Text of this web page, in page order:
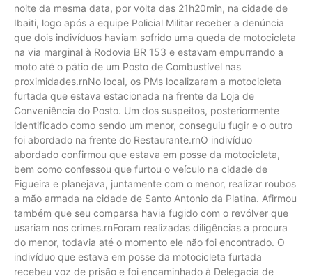
noite da mesma data, por volta das 21h20min, na cidade de
Ibaiti, logo após a equipe Policial Militar receber a denúncia
que dois indivíduos haviam sofrido uma queda de motocicleta
na via marginal à Rodovia BR 153 e estavam empurrando a
moto até o pátio de um Posto de Combustível nas
proximidades.rnNo local, os PMs localizaram a motocicleta
furtada que estava estacionada na frente da Loja de
Conveniência do Posto. Um dos suspeitos, posteriormente
identificado como sendo um menor, conseguiu fugir e o outro
foi abordado na frente do Restaurante.rnO indivíduo
abordado confirmou que estava em posse da motocicleta,
bem como confessou que furtou o veículo na cidade de
Figueira e planejava, juntamente com o menor, realizar roubos
a mão armada na cidade de Santo Antonio da Platina. Afirmou
também que seu comparsa havia fugido com o revólver que
usariam nos crimes.rnForam realizadas diligências a procura
do menor, todavia até o momento ele não foi encontrado. O
indivíduo que estava em posse da motocicleta furtada
recebeu voz de prisão e foi encaminhado à Delegacia de